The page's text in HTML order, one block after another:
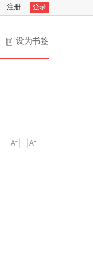
注册 登录
设为书签